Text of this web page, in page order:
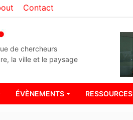
Contact
de chercheurs
la ville et le paysage
ÉVÈNEMENTS RESSOURCES